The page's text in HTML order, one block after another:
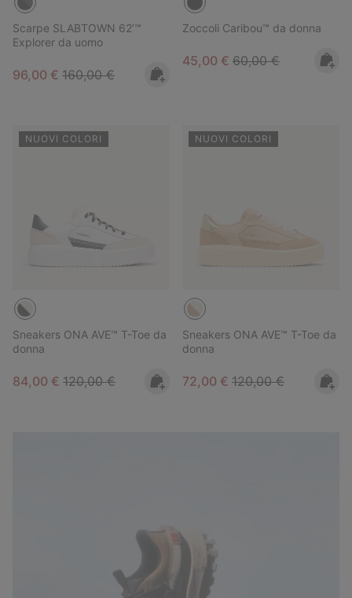
Scarpe SLABTOWN 62’™
Explorer da uomo
Sale price:
96,00 € Regular price:
160,00 €
Zoccoli Caribou™ da donna
Sale price:
45,00 € Regular price:
60,00 €
NUOVI COLORI
Sneakers ONA AVE™ T-Toe da
donna
Sale price:
84,00 € Regular price:
120,00 €
NUOVI COLORI
Sneakers ONA AVE™ T-Toe da
donna
Sale price:
72,00 € Regular price:
120,00 €